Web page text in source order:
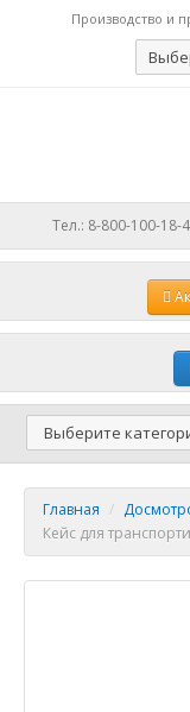
Производство и
Тел.: 8-800-100-18-
Главная /
Кейс для